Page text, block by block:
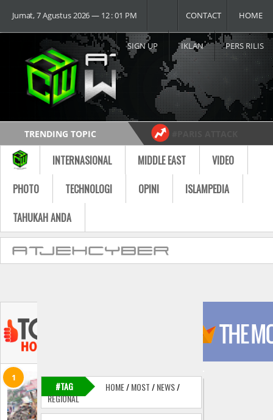
Jumat, 7 Agustus 2026 ― 12 : 01 PM HOME
CONTACT
PERS RILIS
IKLAN
SIGN UP
TRENDING TOPIC
#USA vs RUSSIA #MOST VIDEO
Follow
INTERNASIONAL MIDDLE EAST
VIDEO
PHOTO
TECHNOLOGI OPINI
ISLAMPEDIA
TAHUKAH ANDA
#TAG HOME/MOST/NEWS/
REGIONAL